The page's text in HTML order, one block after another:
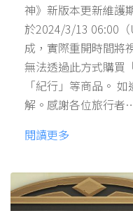
神》新版本更新維護
於2024/3/13 06:00
成，實際重開時間將
無法透過此方式購買
「紀行」等商品。
解。感謝各位旅行者
閱讀更多